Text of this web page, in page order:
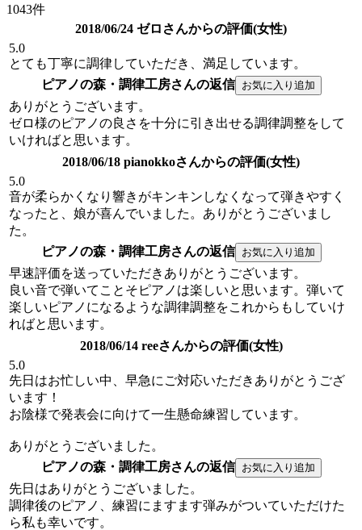
1043件
2018/06/24 ゼロさんからの評価(女性)
5.0
とても丁寧に調律していただき、満足しています。
ピアノの森・調律工房さんの返信
ありがとうございます。
ゼロ様のピアノの良さを十分に引き出せる調律調整をして
いければと思います。
2018/06/18 pianokkoさんからの評価(女性)
5.0
音が柔らかくなり響きがキンキンしなくなって弾きやすく
なったと、娘が喜んでいました。ありがとうございまし
た。
ピアノの森・調律工房さんの返信
早速評価を送っていただきありがとうございます。
良い音で弾いてことそピアノは楽しいと思います。弾いて
楽しいピアノになるような調律調整をこれからもしていけ
ればと思います。
2018/06/14 reeさんからの評価(女性)
5.0
先日はお忙しい中、早急にご対応いただきありがとうござ
います！
お陰様で発表会に向けて一生懸命練習しています。
ありがとうございました。
ピアノの森・調律工房さんの返信
先日はありがとうございました。
調律後のピアノ、練習にますます弾みがついていただけた
ら私も幸いです。